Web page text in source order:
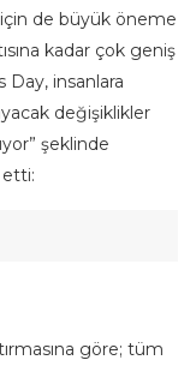
için de büyük öneme
kadar çok geniş
Day, insanlara
değişiklikler
şeklinde
göre; tüm